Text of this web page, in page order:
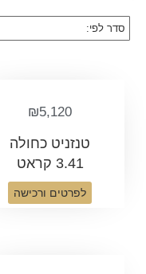
₪5,120
טנזניט כחולה
3.41 קראט
לפרטים ורכישה